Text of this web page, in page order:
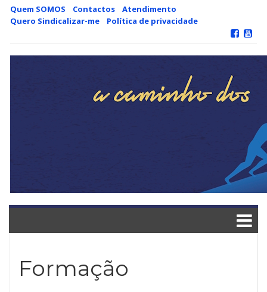
Skip
content
Quem SOMOS Contactos
Atendimento
Quero Sindicalizar-me
Política de privacidade
Formação